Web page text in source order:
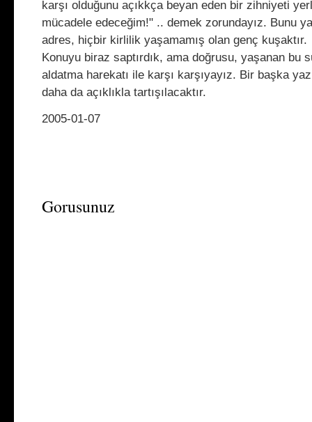
karşı olduğunu açıkkça beyan eden bir zihniyeti
mücadele edeceğim!" .. demek zorundayız. Bunu
adres, hiçbir kirlilik yaşamamış olan genç kuşaktır.
Konuyu biraz saptırdık, ama doğrusu, yaşanan bu
aldatma harekatı ile karşı karşıyayız. Bir başka
daha da açıklıkla tartışılacaktır.
2005-01-07
Gorusunuz